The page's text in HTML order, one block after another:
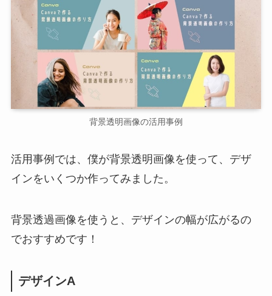
背景透明画像の活用事例
活用事例では、僕が背景透明画像を使って、デザ
インをいくつか作ってみました。
背景透過画像を使うと、デザインの幅が広がるの
でおすすめです！
デザインA